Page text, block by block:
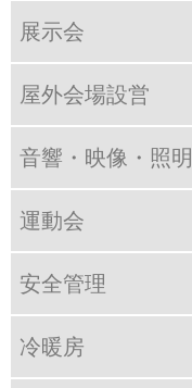
展示会
屋外会場設営
音響・映像・照明
運動会
安全管理
冷暖房